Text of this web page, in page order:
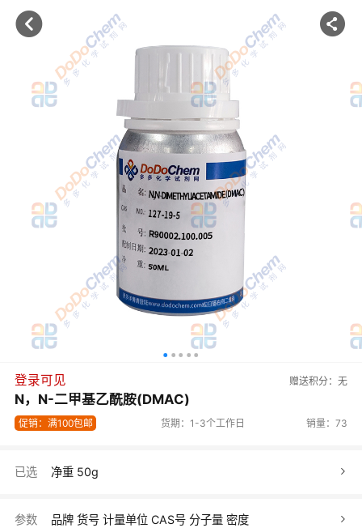
登录可见 赠送积分：无
N，N-二甲基乙酰胺(DMAC)
促销：满100包邮 货期：1-3个工作日 销量：73
已选 净重 50g
参数 品牌 货号 计量单位 CAS号 分子量 密度